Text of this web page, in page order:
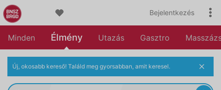
Bejelentkezés
Minden Élmény Utazás Gasztro
Új, okosabb kereső! Találd meg gyorsabban, amit keresel.